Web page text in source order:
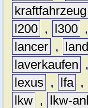
kraftfahrzeug
l200 , l300 ,
lancer , land
laverkaufen
,
lexus
, lfa ,
lkw , lkw-